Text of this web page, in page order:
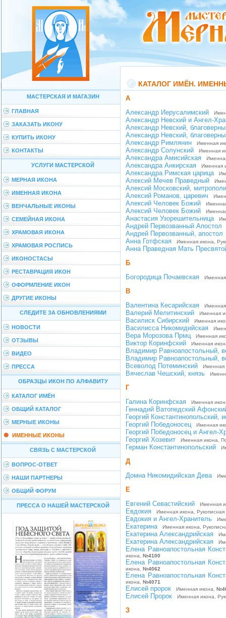
МАСТЕРСКАЯ И МАГАЗИН
ГЛАВНАЯ
ЗАКАЗАТЬ ИКОНУ
КУПИТЬ ИКОНУ
КОНТАКТЫ
УСЛУГИ МАСТЕРСКОЙ
МЕРНАЯ ИКОНА
ИМЕННАЯ ИКОНА
ВЕНЧАЛЬНЫЕ ИКОНЫ
СЕМЕЙНАЯ ИКОНА
ХРАМОВАЯ ИКОНА
ХРАМОВАЯ РОСПИСЬ
ИКОНОСТАСЫ
РЕСТАВРАЦИЯ ИКОН
ОФОРМЛЕНИЕ ИКОН
ДРУГИЕ ИКОНЫ
СЛЕДИТЕ ЗА ОБНОВЛЕНИЯМИ
НОВОСТИ
ОТЗЫВЫ
ВИДЕО
ПРЕССА
ОБРАЗЦЫ ИКОН ПО АЛФАВИТУ
КАТАЛОГ ИМЁН
ОБЩИЙ КАТАЛОГ
МЕРНЫЕ ИКОНЫ
ИМЕННЫЕ ИКОНЫ
СВЯЗЬ С МАСТЕРСКОЙ
ВОПРОС-ОТВЕТ
НАШИ ПАРТНЕРЫ
ОБЩИЙ ФОРУМ
ПРЕССА О НАШЕЙ МАСТЕРСКОЙ
КАТАЛОГ ИМЁН.
А
Александр Иерусалимский
Александр Невский и Ангел-
Александр Невский,
Александр Невский,
Александр Римлянин
Именная
Александр Солунский Именная
Александра Амисийская
Александра Анкирская Именная
Александра Римская царица
Алексий Мечев Праведный
Алексий Московский,
Алексий Романов, царевич
Алексий Человек Божий
Алексий Человек Божий
Анастасия Узорешительница
Андрей Первозванный Апостол
Андрей Первозванный, aпостол
Анна Готфская Именная икона,
Анна Праведная Мать
Б
Богородица Почаевская
Именная
В
Валентина Кесарийская
Именная
Валерий Мелитинский Именная
Василиск Сибирский Именная
Василисса Никомидийская
Вера Морозова Прмц Именная
Виктор Коринфский Именная
Владимир Равноапостольный,
Владимир Равноапостольный,
Всеволод Потеминский
Именная
Вячеслав Чешский, князь
Г
Галина Коринфская
Именная
Геннадий Ватопедский
Георгий Константинопольский,
Георгий Победоносец
Именная
Георгий Победоносец и Ангел-
Георгий Хозевит
Именная икона,
Герман Константинопольский
Д
Домна Никомидийская Дева
Е
Евгений Севастийский
Именная
Евдокия Именная икона,
Евдокия и Ангел-Хранитель
Екатерина Именная икона,
Екатерина Александрийская
Екатерина Александрийская
Елена Равноапостольная
икона, №4100
Елена Равноапостольная
икона, №4062
Елена Равноапостольная
икона, №4071
Елисей пророк Именная икона,
Елисей Пророк Именная икона,
З